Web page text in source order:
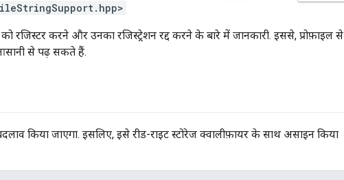
रजिस्टर करने और उनका रजिस्ट्रेशन रद्द करने के बारे में जानकारी. इससे, प्रोफ़ाइल से
आसानी से पढ़ सकते हैं.
किया जाएगा. इसलिए, इसे रीड-राइट स्टोरेज क्वालीफ़ायर के साथ असाइन किया